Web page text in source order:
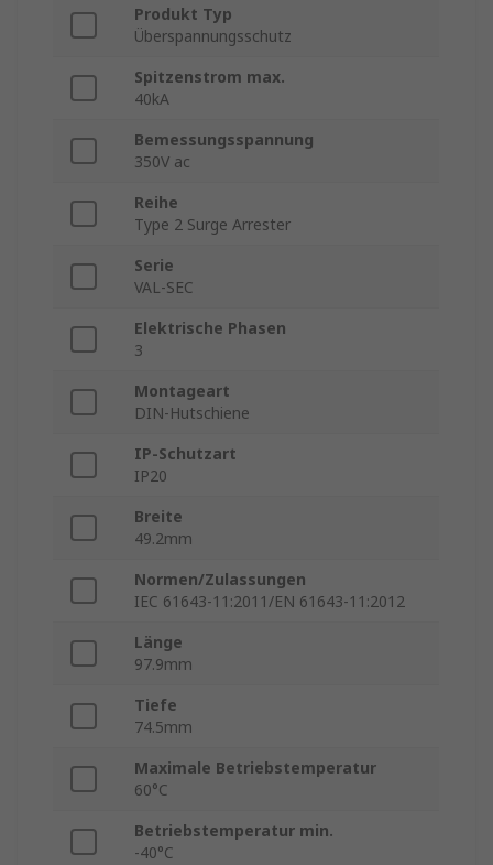
Produkt Typ
Überspannungsschutz
Spitzenstrom max.
40kA
Bemessungsspannung
350V ac
Reihe
Type 2 Surge Arrester
Serie
VAL-SEC
Elektrische Phasen
3
Montageart
DIN-Hutschiene
IP-Schutzart
IP20
Breite
49.2mm
Normen/Zulassungen
IEC 61643-11:2011/EN 61643-11:2012
Länge
97.9mm
Tiefe
74.5mm
Maximale Betriebstemperatur
60°C
Betriebstemperatur min.
-40°C